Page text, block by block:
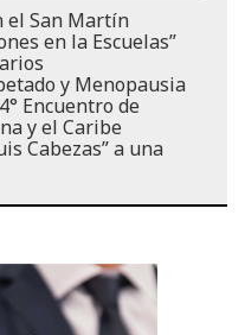
el San Martín
en la Escuelas”
y Menopausia
Encuentro de
y el Caribe
Cabezas” a una